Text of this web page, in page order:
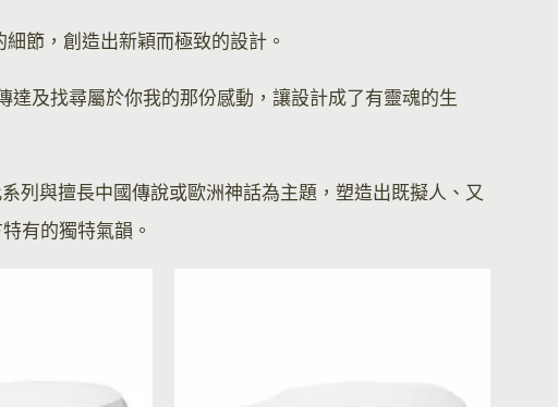
節，創造出新穎而極致的設計。
及找尋屬於你我的那份感動，讓設計成了有靈魂的生
列與擅長中國傳說或歐洲神話為主題，塑造出既擬人、又
有的獨特氣韻。